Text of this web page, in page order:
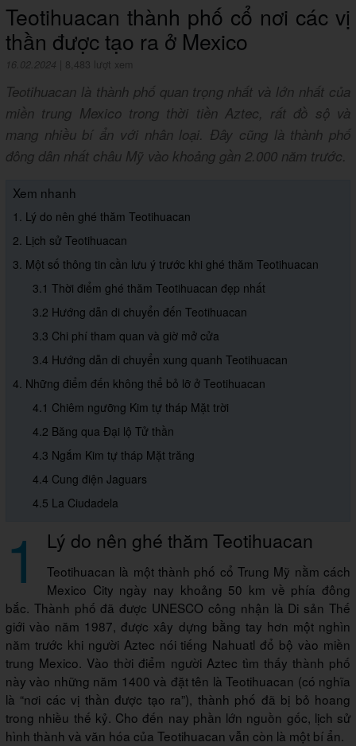
Teotihuacan thành phố cổ nơi các vị
thần được tạo ra ở Mexico
16.02.2024 8,483 lượt xem
Teotihuacan là thành phố quan trọng nhất và lớn nhất của
miền trung Mexico trong thời tiền Aztec, rất đồ sộ và
mang nhiều bí ẩn với nhân loại. Đây cũng là thành phố
đông dân nhất châu Mỹ vào khoảng gần 2.000 năm trước.
Xem nhanh
1. Lý do nên ghé thăm Teotihuacan
2. Lịch sử Teotihuacan
3. Một số thông tin cần lưu ý trước khi ghé thăm Teotihuacan
3.1 Thời điểm ghé thăm Teotihuacan đẹp nhất
3.2 Hướng dẫn di chuyển đến Teotihuacan
3.3 Chi phí tham quan và giờ mở cửa
3.4 Hướng dẫn di chuyển xung quanh Teotihuacan
4. Những điểm đến không thể bỏ lỡ ở Teotihuacan
4.1 Chiêm ngưỡng Kim tự tháp Mặt trời
4.2 Băng qua Đại lộ Tử thần
4.3 Ngắm Kim tự tháp Mặt trăng
4.4 Cung điện Jaguars
4.5 La Ciudadela
1 Lý do nên ghé thăm Teotihuacan
Teotihuacan là một thành phố cổ Trung Mỹ nằm cách
Mexico City ngày nay khoảng 50 km về phía đông
bắc. Thành phố đã được UNESCO công nhận là Di sản Thế
giới vào năm 1987, được xây dựng bằng tay hơn một nghìn
năm trước khi người Aztec nói tiếng Nahuatl đổ bộ vào miền
trung Mexico. Vào thời điểm người Aztec tìm thấy thành phố
này vào những năm 1400 và đặt tên là Teotihuacan (có nghĩa
là “nơi các vị thần được tạo ra”), thành phố đã bị bỏ hoang
trong nhiều thế kỷ. Cho đến nay phần lớn nguồn gốc, lịch sử
hình thành và văn hóa của Teotihuacan vẫn còn là một bí ẩn.